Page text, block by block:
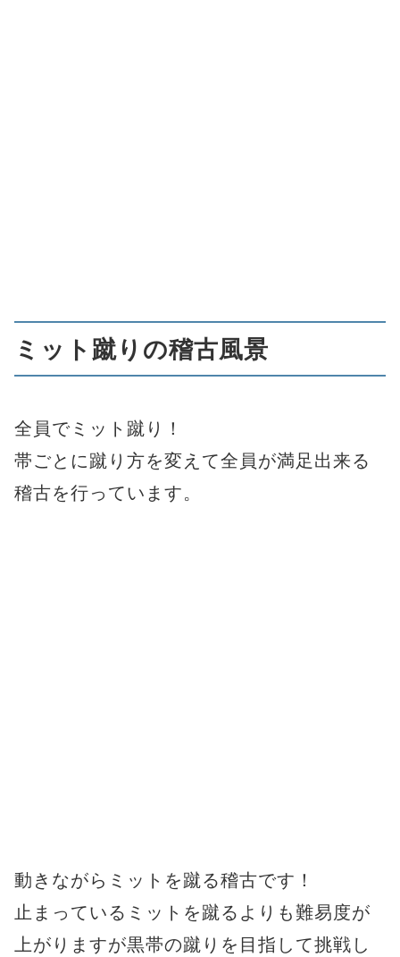
ミット蹴りの稽古風景
全員でミット蹴り！
帯ごとに蹴り方を変えて全員が満足出来る
稽古を行っています。
動きながらミットを蹴る稽古です！
止まっているミットを蹴るよりも難易度が
上がりますが黒帯の蹴りを目指して挑戦し